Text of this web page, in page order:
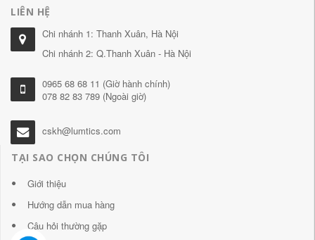
LIÊN HỆ
Chi nhánh 1: Thanh Xuân, Hà Nội
Chi nhánh 2: Q.Thanh Xuân - Hà Nội
0965 68 68 11 (Giờ hành chính)
078 82 83 789 (Ngoài giờ)
cskh@lumtics.com
TẠI SAO CHỌN CHÚNG TÔI
Giới thiệu
Hướng dẫn mua hàng
Câu hỏi thường gặp